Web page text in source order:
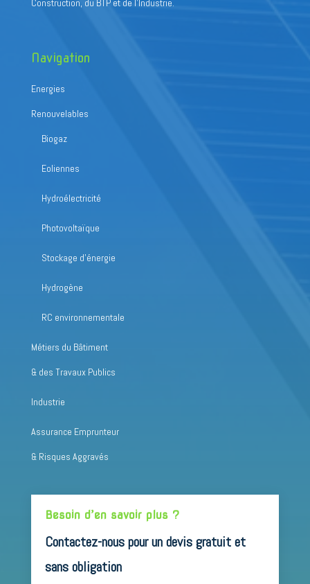
Construction, du BTP et de l’Industrie.
Navigation
Energies
Renouvelables
Biogaz
Eoliennes
Hydroélectricité
Photovoltaïque
Stockage d’énergie
Hydrogène
RC environnementale
Métiers du Bâtiment
& des Travaux Publics
Industrie
Assurance Emprunteur
& Risques Aggravés
Besoin d’en savoir plus ?
Contactez-nous pour un devis gratuit et
sans obligation